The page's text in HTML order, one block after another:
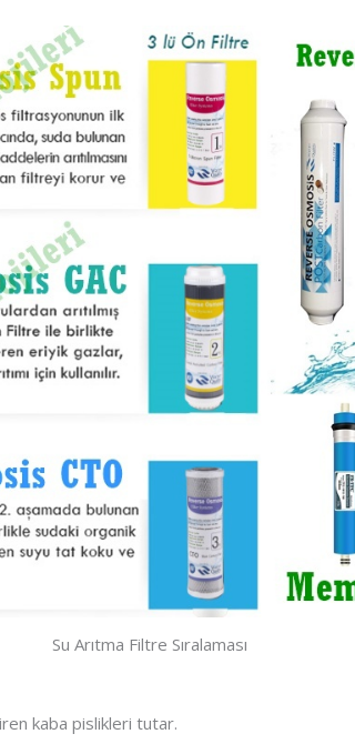
Su Arıtma Filtre Sıralaması
kaba pislikleri tutar.